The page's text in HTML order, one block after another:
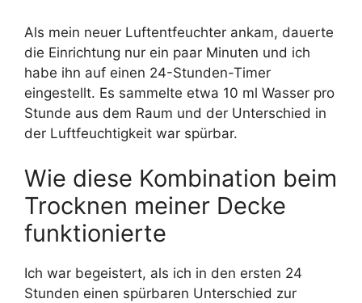
Als mein neuer Luftentfeuchter ankam, dauerte
die Einrichtung nur ein paar Minuten und ich
habe ihn auf einen 24-Stunden-Timer
eingestellt. Es sammelte etwa 10 ml Wasser pro
Stunde aus dem Raum und der Unterschied in
der Luftfeuchtigkeit war spürbar.
Wie diese Kombination beim
Trocknen meiner Decke
funktionierte
Ich war begeistert, als ich in den ersten 24
Stunden einen spürbaren Unterschied zur